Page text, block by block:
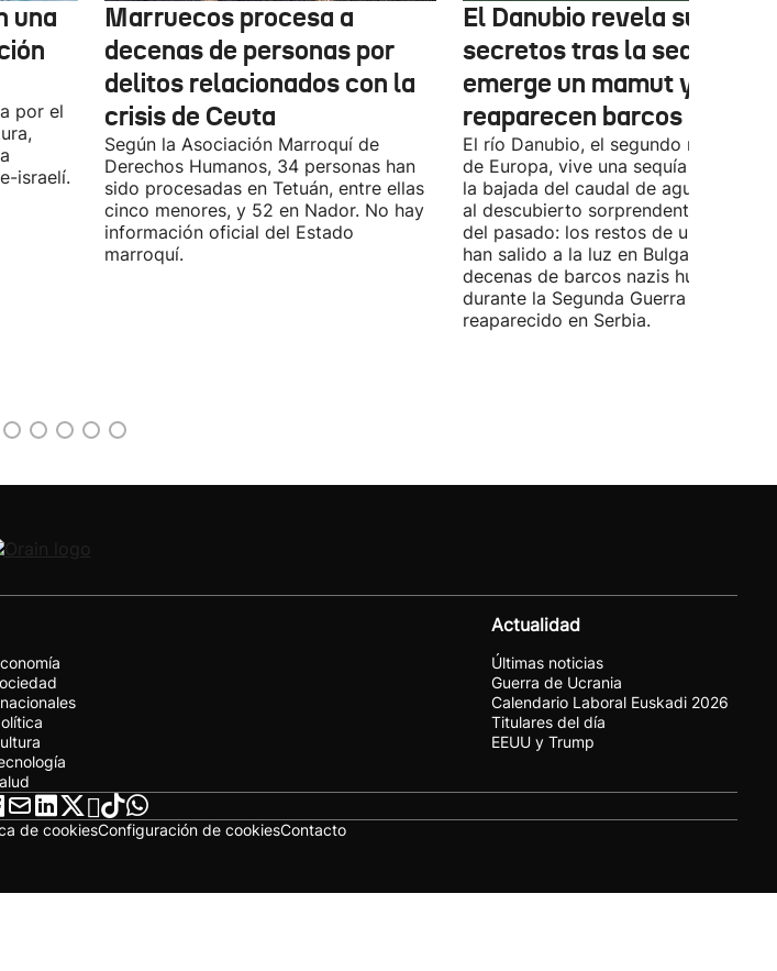
una
por el
israelí.
Marruecos procesa a
decenas de personas por
delitos relacionados con la
crisis de Ceuta
Según la Asociación Marroquí de
Derechos Humanos, 34 personas han
sido procesadas en Tetuán, entre ellas
cinco menores, y 52 en Nador. No hay
información oficial del Estado
marroquí.
El Danubio revela sus
secretos tras la sequía:
emerge un mamut y
reaparecen barcos nazis
El río Danubio, el segundo más largo
de Europa, vive una sequía histórica
la bajada del caudal de agua ha
al descubierto sorprendentes
del pasado: los restos de un mamut
han salido a la luz en Bulgaria y
decenas de barcos nazis hundidos
durante la Segunda Guerra Mundial
reaparecido en Serbia.
Actualidad
Últimas noticias
Guerra de Ucrania
Calendario Laboral Euskadi 2026
Titulares del día
EEUU y Trump
de cookiesConfiguración de cookiesContacto